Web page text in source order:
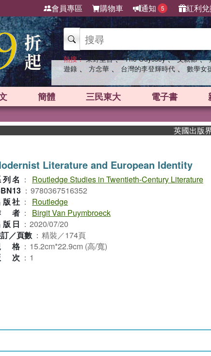
會員專區 購物車 通知 5 紅利
熱搜： 東野圭吾 、 The Odyssey 、 父親節 、
遊錄 、 方念華 、 台灣的李登輝時代 、 數學女
簡體 三民東大 電子書
英國出版界
Literature and European Identity
名 ：
Routledge Studies in Twentieth-Century Literature
： 9780367516352
版社 ：
Routledge
者 ：
Birgit Van Puymbroeck
版日 ： 2020/07/20
／頁數 ： 精裝／174頁
格 ： 15.2cm*22.9cm (高/寬)
次 ： 1